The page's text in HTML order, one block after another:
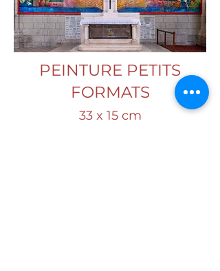
PEINTURE PETITS
FORMATS
33 x 15 cm